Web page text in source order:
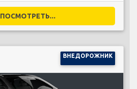
ПОСМОТРЕТЬ...
ВНЕДОРОЖНИК